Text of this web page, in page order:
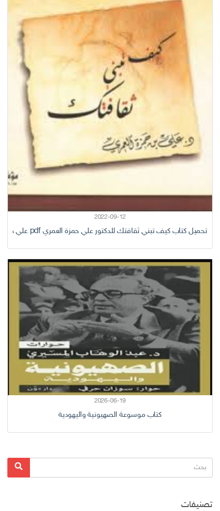
2022-09-12
تحميل كتاب كيف تبني ثقافتك للدكتور علي حمزة العمري pdf علي حمزة العمري
2026-06-19
كتاب موسوعة الصهيونية واليهودية
البحث
عن:
بحث
تصنيفات